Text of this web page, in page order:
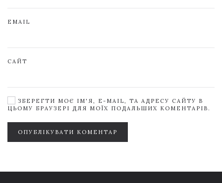
EMAIL
САЙТ
ЗБЕРЕГТИ МОЄ ІМ'Я, E-MAIL, ТА АДРЕСУ САЙТУ В
ЦЬОМУ БРАУЗЕРІ ДЛЯ МОЇХ ПОДАЛЬШИХ КОМЕНТАРІВ.
ОПУБЛІКУВАТИ КОМЕНТАР